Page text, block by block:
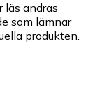
läs andras
som lämnar
produkten.